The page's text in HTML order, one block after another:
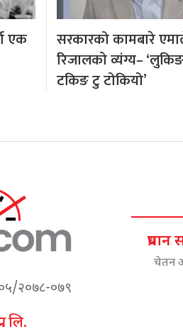
एक
सरकारको कामबारे
रिजालको व्यंग्य–
टकिङ टु टोकियो’
२०७८-०७९
लि.
चेतन